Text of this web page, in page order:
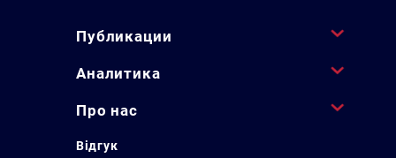
Публикации
Аналитика
Про нас
Відгук